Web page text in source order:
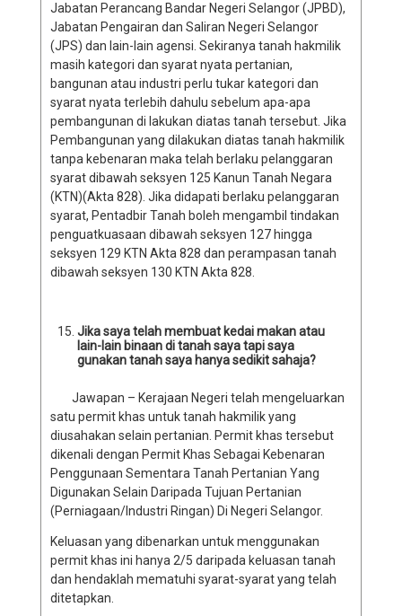
Jabatan Perancang Bandar Negeri Selangor (JPBD),
Jabatan Pengairan dan Saliran Negeri Selangor
(JPS) dan lain-lain agensi. Sekiranya tanah hakmilik
masih kategori dan syarat nyata pertanian,
bangunan atau industri perlu tukar kategori dan
syarat nyata terlebih dahulu sebelum apa-apa
pembangunan di lakukan diatas tanah tersebut. Jika
Pembangunan yang dilakukan diatas tanah hakmilik
tanpa kebenaran maka telah berlaku pelanggaran
syarat dibawah seksyen 125 Kanun Tanah Negara
(KTN)(Akta 828). Jika didapati berlaku pelanggaran
syarat, Pentadbir Tanah boleh mengambil tindakan
penguatkuasaan dibawah seksyen 127 hingga
seksyen 129 KTN Akta 828 dan perampasan tanah
dibawah seksyen 130 KTN Akta 828.
Jika saya telah membuat kedai makan atau
lain-lain binaan di tanah saya tapi saya
gunakan tanah saya hanya sedikit sahaja?
Jawapan – Kerajaan Negeri telah mengeluarkan
satu permit khas untuk tanah hakmilik yang
diusahakan selain pertanian. Permit khas tersebut
dikenali dengan Permit Khas Sebagai Kebenaran
Penggunaan Sementara Tanah Pertanian Yang
Digunakan Selain Daripada Tujuan Pertanian
(Perniagaan/Industri Ringan) Di Negeri Selangor.
Keluasan yang dibenarkan untuk menggunakan
permit khas ini hanya 2/5 daripada keluasan tanah
dan hendaklah mematuhi syarat-syarat yang telah
ditetapkan.